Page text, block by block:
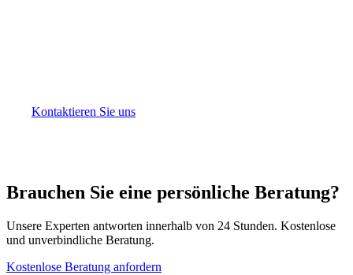
Kontaktieren Sie uns
Brauchen Sie eine persönliche Beratung?
Unsere Experten antworten innerhalb von 24 Stunden. Kostenlose
und unverbindliche Beratung.
Kostenlose Beratung anfordern